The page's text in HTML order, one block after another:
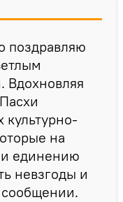
поздравляю
Вдохновляя
культурно-
на
единению
невзгоды и
сообщении.